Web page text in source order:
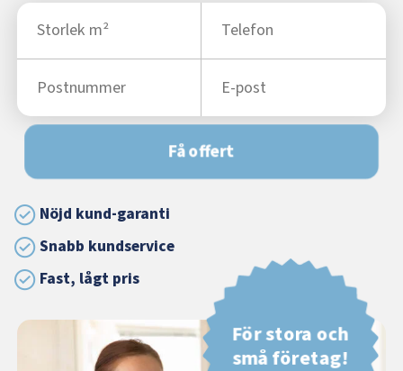
Få offert
Nöjd kund-garanti
Snabb kundservice
Fast, lågt pris
För stora och
små företag!